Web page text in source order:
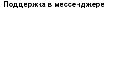
Поддержка в мессенджере